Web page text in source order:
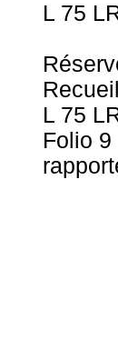
L 75
L 75
Folio 9